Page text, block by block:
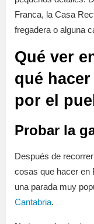
Franca, la Casa
fregadera o alguna
Qué ver
qué
por el
Probar la
Después de
cosas que hacer en
una parada muy
Cantabria.